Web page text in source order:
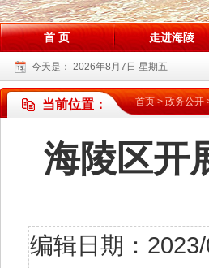
首 页 走进海陵
今天是： 2026年8月7日 星期五
当前位置： 首页>政务公开
海陵区开
编辑日期：